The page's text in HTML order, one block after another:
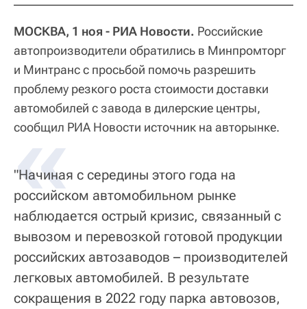
МОСКВА, 1 ноя - РИА Новости. Российские
автопроизводители обратились в Минпромторг
и Минтранс с просьбой помочь разрешить
проблему резкого роста стоимости доставки
автомобилей с завода в дилерские центры,
сообщил РИА Новости источник на авторынке.
«
"Начиная с середины этого года на
российском автомобильном рынке
наблюдается острый кризис, связанный с
вывозом и перевозкой готовой продукции
российских автозаводов – производителей
легковых автомобилей. В результате
сокращения в 2022 году парка автовозов,